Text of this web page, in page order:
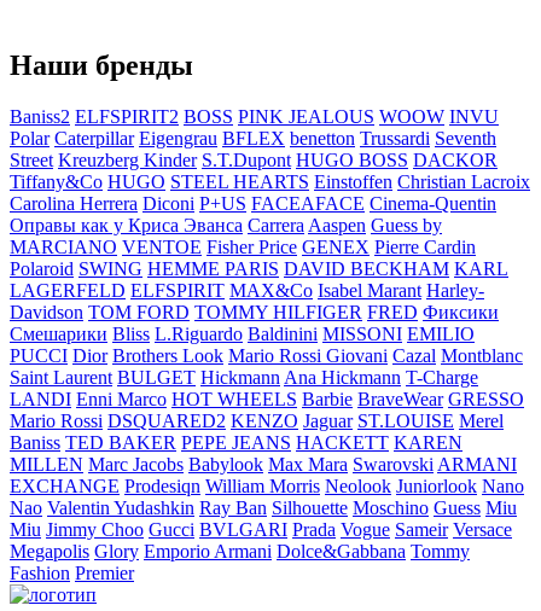
Наши бренды
Baniss2 ELFSPIRIT2 BOSS PINK JEALOUS WOOW INVU
Polar Caterpillar Eigengrau BFLEX benetton Trussardi Seventh
Street Kreuzberg Kinder S.T.Dupont HUGO BOSS DACKOR
Tiffany&Co HUGO STEEL HEARTS Einstoffen Christian Lacroix
Carolina Herrera Diconi P+US FACEAFACE Cinema-Quentin
Оправы как у Криса Эванса Carrera Aaspen Guess by
MARCIANO VENTOE Fisher Price GENEX Pierre Cardin
Polaroid SWING HEMME PARIS DAVID BECKHAM KARL
LAGERFELD ELFSPIRIT MAX&Co Isabel Marant Harley-
Davidson TOM FORD TOMMY HILFIGER FRED Фиксики
Смешарики Bliss L.Riguardo Baldinini MISSONI EMILIO
PUCCI Dior Brothers Look Mario Rossi Giovani Cazal Montblanc
Saint Laurent BULGET Hickmann Ana Hickmann T-Charge
LANDI Enni Marco HOT WHEELS Barbie BraveWear GRESSO
Mario Rossi DSQUARED2 KENZO Jaguar ST.LOUISE Merel
Baniss TED BAKER PEPE JEANS HACKETT KAREN
MILLEN Marc Jacobs Babylook Max Mara Swarovski ARMANI
EXCHANGE Prodesiqn William Morris Neolook Juniorlook Nano
Nao Valentin Yudashkin Ray Ban Silhouette Moschino Guess Miu
Miu Jimmy Choo Gucci BVLGARI Prada Vogue Sameir Versace
Megapolis Glory Emporio Armani Dolce&Gabbana Tommy
Fashion Premier